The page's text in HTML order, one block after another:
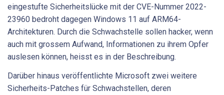
eingestufte Sicherheitslücke mit der CVE-Nummer 2022-
23960 bedroht dagegen Windows 11 auf ARM64-
Architekturen. Durch die Schwachstelle sollen hacker, wenn
auch mit grossem Aufwand, Informationen zu ihrem Opfer
auslesen können, heisst es in der Beschreibung.
Darüber hinaus veröffentlichte Microsoft zwei weitere
Sicherheits-Patches für Schwachstellen, deren